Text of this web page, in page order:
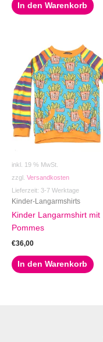
In den Warenkorb
inkl. 19 % MwSt.
zzgl. Versandkosten
Lieferzeit: 3-7 Werktage
Kinder-Langarmshirts
Kinder Langarmshirt mit
Pommes
€36,00
In den Warenkorb